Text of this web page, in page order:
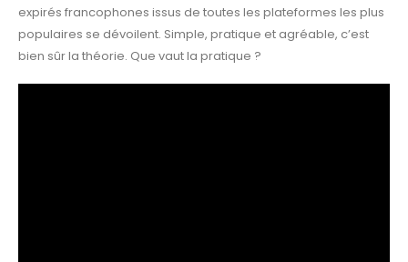
expirés francophones issus de toutes les plateformes les plus
populaires se dévoilent. Simple, pratique et agréable, c’est
bien sûr la théorie. Que vaut la pratique ?